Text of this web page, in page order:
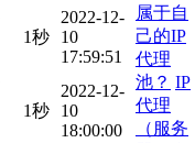
1秒
2022-12-
10
17:59:51
1秒
2022-12-
10
18:00:00
属于自
己的IP
代理
池？ IP
代理
（服务